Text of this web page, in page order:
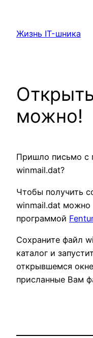
содержимому
Жизнь IT-шника
можно!
Пришло письмо с
winmail.dat?
Чтобы получить
winmail.dat можно
программой
Сохраните файл
каталог и
открывшемся
присланные Вам